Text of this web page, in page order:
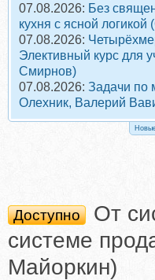
07.08.2026: Без
кухня с ясной
07.08.2026:
Элективный курс для
Смирнов)
07.08.2026: Задачи по
Олехник, Валерий
Доступно
От
системе
Майоркин)